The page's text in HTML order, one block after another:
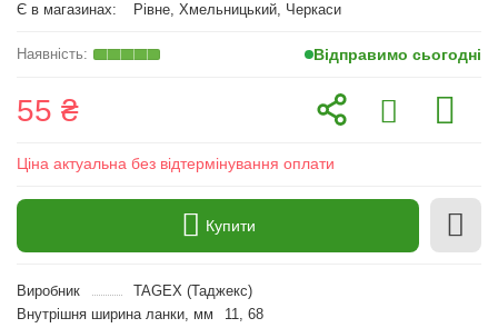
Є в магазинах:
Рівне, Хмельницький, Черкаси
Відправимо сьогодні
55 ₴
Ціна актуальна без відтермінування оплати
Купити
Виробник
TAGEX (Таджекс)
Внутрішня ширина ланки, мм
11, 68